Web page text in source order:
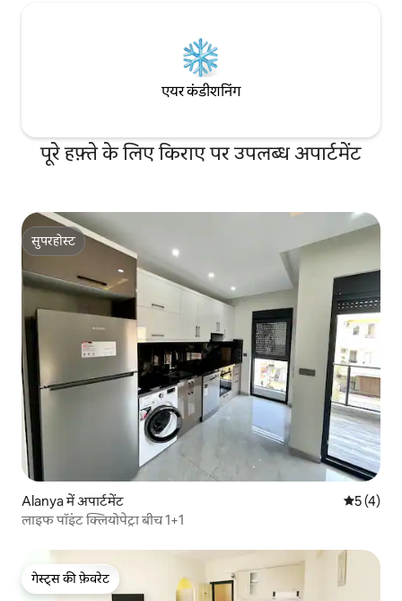
एयर कंडीशनिंग
पूरे हफ़्ते के लिए किराए पर उपलब्ध अपार्टमेंट
सुपरहोस्ट
सुपरहोस्ट
Alanya में अपार्टमेंट औसत रेटिंग
5 (4)
लाइफ पॉइंट क्लियोपेट्रा बीच 1+1
गेस्ट्स की फ़ेवरेट
गेस्ट्स की फ़ेवरेट